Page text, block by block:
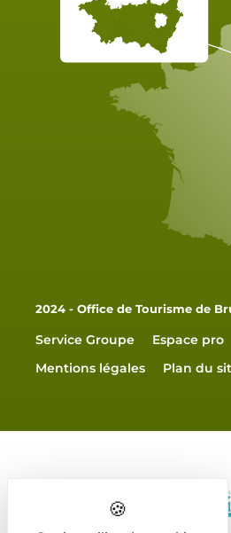
2024 - Office de Tourisme de
Service Groupe Espace pro
Mentions légales
Plan du